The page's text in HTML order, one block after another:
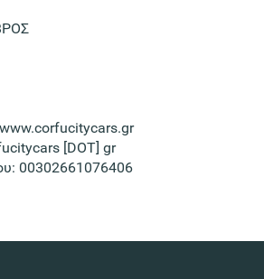
[DOT] gr
00302661076406